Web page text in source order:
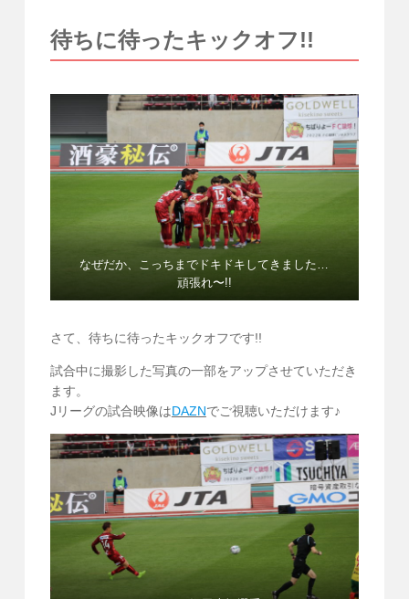
待ちに待ったキックオフ!!
なぜだか、こっちまでドキドキしてきました…
頑張れ〜!!
さて、待ちに待ったキックオフです!!
試合中に撮影した写真の一部をアップさせていただき
ます。
Jリーグの試合映像はDAZNでご視聴いただけます♪